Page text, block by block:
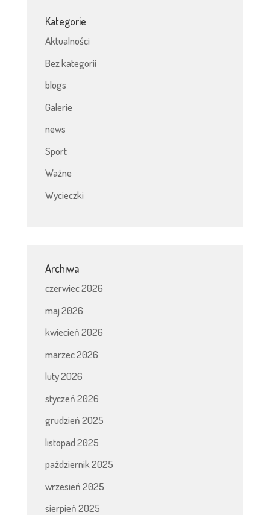
Kategorie
Aktualności
Bez kategorii
blogs
Galerie
news
Sport
Ważne
Wycieczki
Archiwa
czerwiec 2026
maj 2026
kwiecień 2026
marzec 2026
luty 2026
styczeń 2026
grudzień 2025
listopad 2025
październik 2025
wrzesień 2025
sierpień 2025